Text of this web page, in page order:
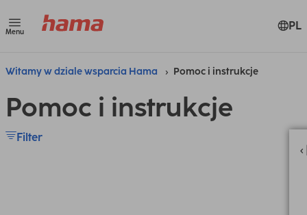
Menu PL
Witamy w dziale wsparcia Hama Pomoc i instrukcje
Pomoc i instrukcje
Filter